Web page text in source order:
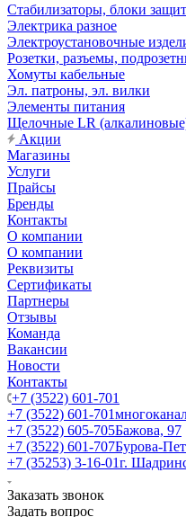
Стабилизаторы, блоки
Электрика разное
Электроустановочные
Розетки, разъемы,
Хомуты кабельные
Эл. патроны, эл. вилки
Элементы питания
Щелочные LR
Акции
Магазины
Услуги
Прайсы
Бренды
Контакты
О компании
О компании
Реквизиты
Сертификаты
Партнеры
Отзывы
Команда
Вакансии
Новости
Контакты
+7 (3522) 601-701
+7 (3522) 601-701
+7 (3522) 605-705Бажова, 97
+7 (3522) 601-707Бурова-
+7 (35253) 3-16-01г.
Заказать звонок
Задать вопрос